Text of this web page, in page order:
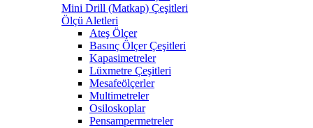
Mini Drill (Matkap) Çeşitleri
Ölçü Aletleri
Ateş Ölçer
Basınç Ölçer Çeşitleri
Kapasimetreler
Lüxmetre Çeşitleri
Mesafeölçerler
Multimetreler
Osiloskoplar
Pensampermetreler